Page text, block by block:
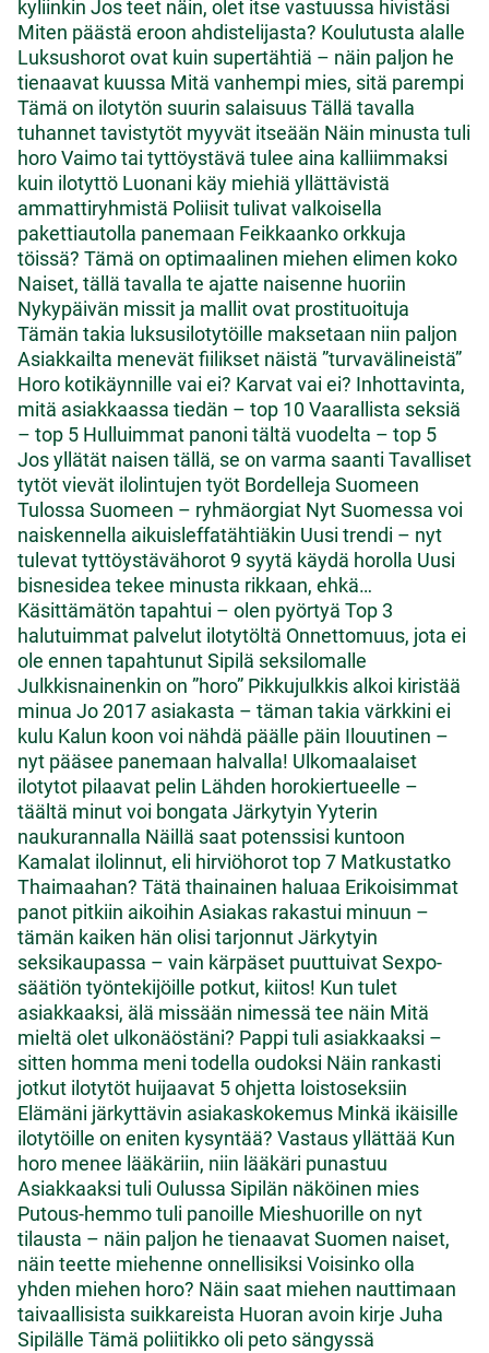
kyliinkin Jos teet näin, olet itse vastuussa hivistäsi
Miten päästä eroon ahdistelijasta? Koulutusta alalle
Luksushorot ovat kuin supertähtiä – näin paljon he
tienaavat kuussa Mitä vanhempi mies, sitä parempi
Tämä on ilotytön suurin salaisuusTällä tavalla
tuhannet tavistytöt myyvät itseään Näin minusta tuli
horoVaimo tai tyttöystävä tulee aina kalliimmaksi
kuin ilotyttö Luonani käy miehiä yllättävistä
ammattiryhmistä Poliisit tulivat valkoisella
pakettiautolla panemaan Feikkaanko orkkuja
töissä? Tämä on optimaalinen miehen elimen koko
Naiset, tällä tavalla te ajatte naisenne huoriin
Nykypäivän missit ja mallit ovat prostituoituja
Tämän takia luksusilotytöille maksetaan niin paljon
Asiakkailta menevät fiilikset näistä ”turvavälineistä”
Horo kotikäynnille vai ei? Karvat vai ei? Inhottavinta,
mitä asiakkaassa tiedän – top 10Vaarallista seksiä
– top 5 Hulluimmat panoni tältä vuodelta – top 5
Jos yllätät naisen tällä, se on varma saanti Tavalliset
tytöt vievät ilolintujen työt Bordelleja Suomeen
Tulossa Suomeen – ryhmäorgiat Nyt Suomessa voi
naiskennella aikuisleffatähtiäkin Uusi trendi – nyt
tulevat tyttöystävähorot9 syytä käydä horolla Uusi
bisnesidea tekee minusta rikkaan, ehkä…
Käsittämätön tapahtui – olen pyörtyä Top 3
halutuimmat palvelut ilotytöltä Onnettomuus, jota ei
ole ennen tapahtunutSipilä seksilomalle
Julkkisnainenkin on ”horo” Pikkujulkkis alkoi kiristää
minua Jo 2017 asiakasta – täman takia värkkini ei
kulu Kalun koon voi nähdä päälle päin Ilouutinen –
nyt pääsee panemaan halvalla! Ulkomaalaiset
ilotytot pilaavat pelin Lähden horokiertueelle –
täältä minut voi bongata Järkytyin Yyterin
naukurannalla Näillä saat potenssisi kuntoon
Kamalat ilolinnut, eli hirviöhorot top 7 Matkustatko
Thaimaahan? Tätä thainainen haluaa Erikoisimmat
panot pitkiin aikoihin Asiakas rakastui minuun –
tämän kaiken hän olisi tarjonnutJärkytyin
seksikaupassa – vain kärpäset puuttuivatSexpo-
säätiön työntekijöille potkut, kiitos! Kun tulet
asiakkaaksi, älä missään nimessä tee näin Mitä
mieltä olet ulkonäöstäni? Pappi tuli asiakkaaksi –
sitten homma meni todella oudoksi Näin rankasti
jotkut ilotytöt huijaavat 5 ohjetta loistoseksiin
Elämäni järkyttävin asiakaskokemus Minkä ikäisille
ilotytöille on eniten kysyntää? Vastaus yllättää Kun
horo menee lääkäriin, niin lääkäri punastuu
Asiakkaaksi tuli Oulussa Sipilän näköinen mies
Putous-hemmo tuli panoille Mieshuorille on nyt
tilausta – näin paljon he tienaavatSuomen naiset,
näin teette miehenne onnellisiksi Voisinko olla
yhden miehen horo? Näin saat miehen nauttimaan
taivaallisista suikkareista Huoran avoin kirje Juha
Sipilälle Tämä poliitikko oli peto sängyssä